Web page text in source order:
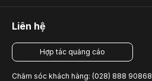
Liên hệ
Hợp tác quảng cáo
Chăm sóc khách hàng: (028) 888 90868